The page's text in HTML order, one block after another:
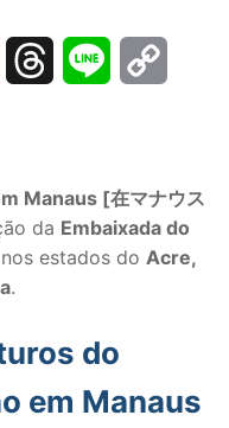
PinterestThreads Line
Manaus [在マナウス
da Embaixada do
estados do Acre,
.
do
em Manaus